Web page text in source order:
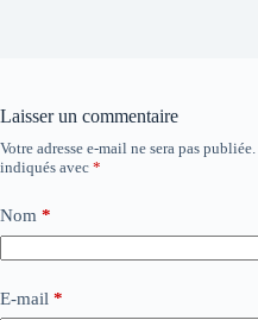
Laisser un commentaire
Votre adresse e-mail ne sera pas publiée.
indiqués avec *
Nom *
E-mail *